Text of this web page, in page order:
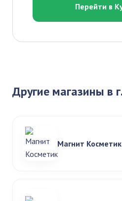
Перейти в
Другие магазины в
Магнит Косметик